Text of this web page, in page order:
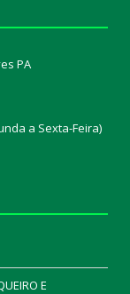
PA
a Sexta-Feira)
E